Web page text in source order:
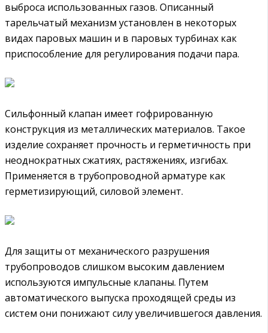
выброса использованных газов. Описанный
тарельчатый механизм установлен в некоторых
видах паровых машин и в паровых турбинах как
приспособление для регулирования подачи пара.
Сильфонный клапан имеет гофрированную
конструкция из металлических материалов. Такое
изделие сохраняет прочность и герметичность при
неоднократных сжатиях, растяжениях, изгибах.
Применяется в трубопроводной арматуре как
герметизирующий, силовой элемент.
Для защиты от механического разрушения
трубопроводов слишком высоким давлением
используются импульсные клапаны. Путем
автоматического выпуска проходящей среды из
систем они понижают силу увеличившегося давления.